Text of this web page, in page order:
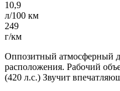
10,9
л/100 км
249
г/км
Оппозитный атмосферный
расположения. Рабочий
(420 л.с.) Звучит